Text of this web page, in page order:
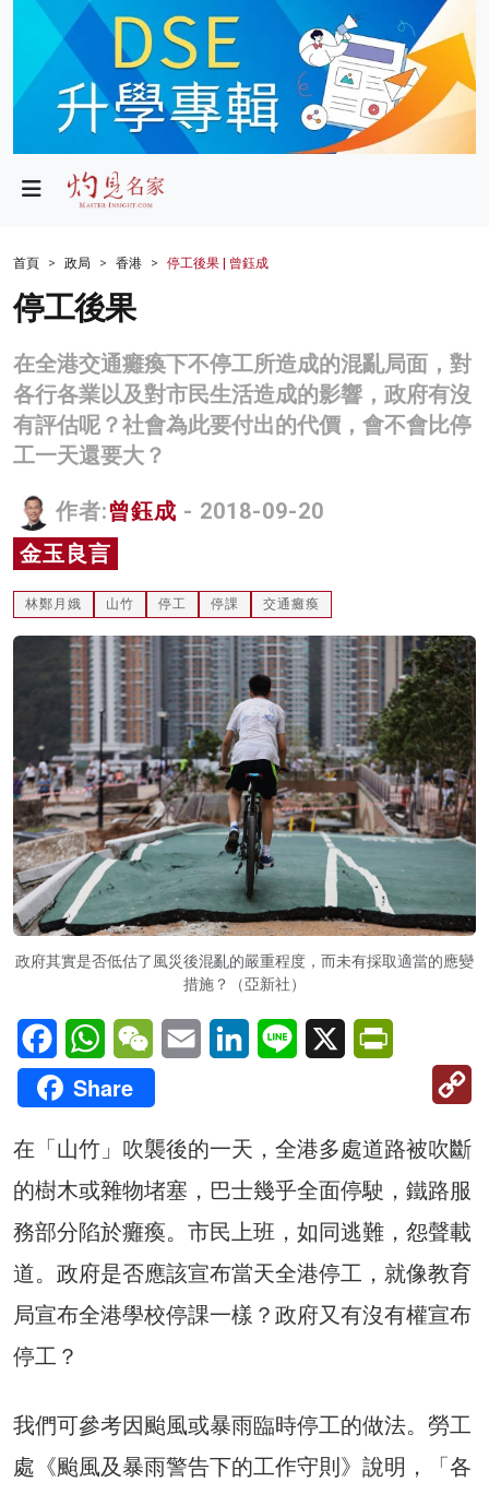
政局
財經
生活
商業
科技
名家榜
灼見活動
關於我們
首頁 政局 香港 停工後果 | 曾鈺成
停工後果
在全港交通癱瘓下不停工所造成的混亂局面，對
各行各業以及對市民生活造成的影響，政府有沒
有評估呢？社會為此要付出的代價，會不會比停
工一天還要大？
作者:曾鈺成 - 2018-09-20
金玉良言
林鄭月娥 山竹 停工 停課 交通癱瘓
政府其實是否低估了風災後混亂的嚴重程度，而未有採取適當的應變
措施？（亞新社）
FacebookWhatsAppWeChatEmail LinkedInLine X
Share
在「山竹」吹襲後的一天，全港多處道路被吹斷
的樹木或雜物堵塞，巴士幾乎全面停駛，鐵路服
務部分陷於癱瘓。市民上班，如同逃難，怨聲載
道。政府是否應該宣布當天全港停工，就像教育
局宣布全港學校停課一樣？政府又有沒有權宣布
停工？
我們可參考因颱風或暴雨臨時停工的做法。勞工
處《颱風及暴雨警告下的工作守則》說明，「各